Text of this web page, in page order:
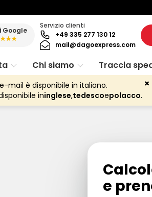
Google
Servizio clienti
+49 335 277 130 12
mail@dagoexpress.com
Chi siamo Traccia
mail è disponibile in italiano.
ininglese,tedescoepolacco.
e